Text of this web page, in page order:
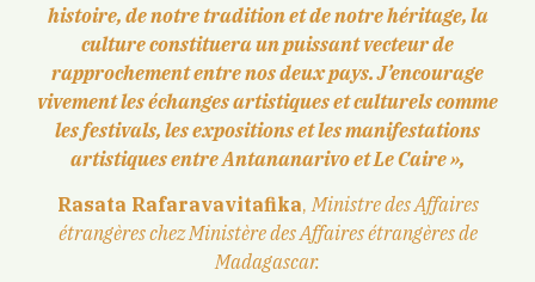
histoire, de notre tradition et de notre héritage, la
culture constituera un puissant vecteur de
rapprochement entre nos deux pays. J’encourage
vivement les échanges artistiques et culturels comme
les festivals, les expositions et les manifestations
artistiques entre Antananarivo et Le Caire »,
Rasata Rafaravavitafika, Ministre des Affaires
étrangères chez Ministère des Affaires étrangères de
Madagascar.